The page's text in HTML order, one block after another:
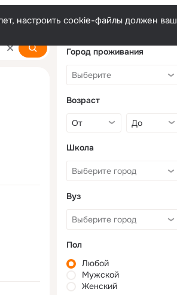
настроить cookie-файлы должен ваш
Город проживания
Возраст
Школа
Вуз
Пол
Любой
Мужской
Женский